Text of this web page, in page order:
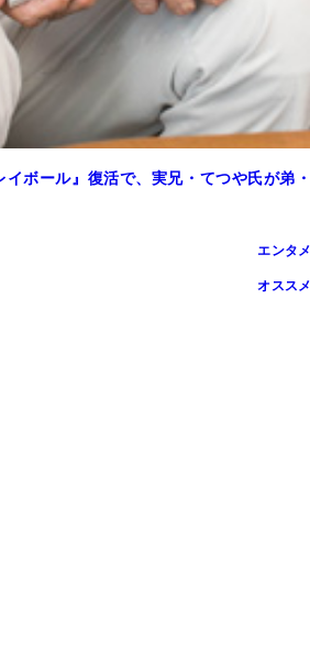
ボール』復活で、実兄・てつや氏が弟
エンタメ
オススメ